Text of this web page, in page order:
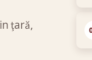
ţară,